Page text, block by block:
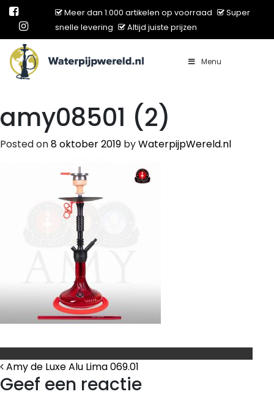
Meer dan 1.000 artikelen op voorraad
Super
snelle levering
Altijd juiste prijzen
Main Navigation Menu
amy08501 (2)
Posted on8 oktober 2019 byWaterpijpWereld.nl
Bericht Navigatie
Amy de Luxe Alu Lima 069.01
Geef een reactie